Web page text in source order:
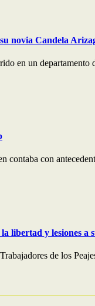
novia Candela
en un departamento
contaba con
libertad y lesiones a
de los